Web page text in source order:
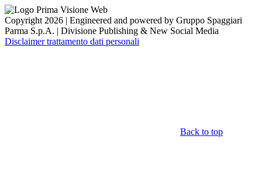
Copyright 2026 | Engineered and powered by Gruppo Spaggiari
Parma S.p.A. | Divisione Publishing & New Social Media
Disclaimer trattamento dati personali
Back to top